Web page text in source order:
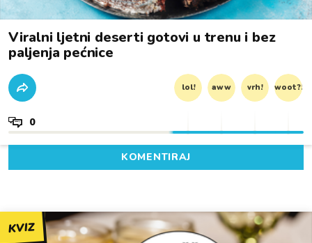
Viralni ljetni deserti gotovi u trenu i bez
paljenja pećnice
lol! aww vrh! woot?!
0
KOMENTIRAJ
KVIZ